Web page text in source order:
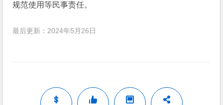
规范使用等民事责任。
最后更新：2024年5月26日